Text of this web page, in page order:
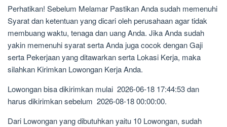
Perhatikan! Sebelum Melamar Pastikan Anda sudah memenuhi
Syarat dan ketentuan yang dicari oleh perusahaan agar tidak
membuang waktu, tenaga dan uang Anda. Jika Anda sudah
yakin memenuhi syarat serta Anda juga cocok dengan Gaji
serta Pekerjaan yang ditawarkan serta Lokasi Kerja, maka
silahkan Kirimkan Lowongan Kerja Anda.
Lowongan bisa dikirimkan mulai 2026-06-18 17:44:53 dan
harus dikirimkan sebelum 2026-08-18 00:00:00.
Dari Lowongan yang dibutuhkan yaitu 10 Lowongan, sudah